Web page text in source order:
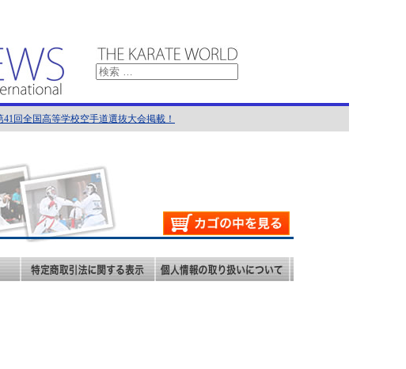
回全国高等学校空手道選抜大会掲載！